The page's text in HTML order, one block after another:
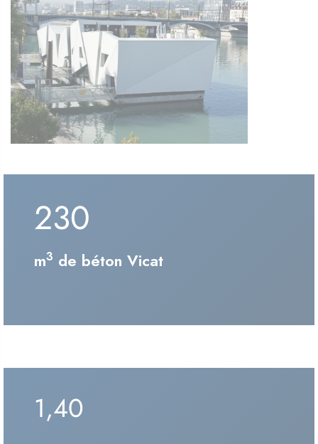
230
m3 de béton Vicat
1,40